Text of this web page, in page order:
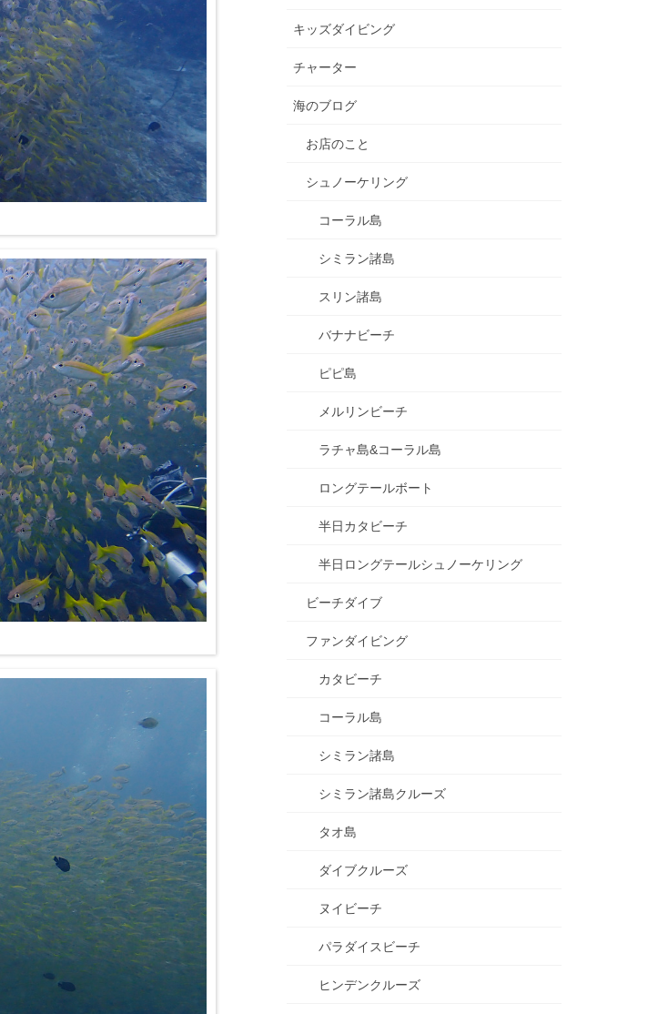
キッズダイビング
チャーター
海のブログ
お店のこと
シュノーケリング
コーラル島
シミラン諸島
スリン諸島
バナナビーチ
ピピ島
メルリンビーチ
ラチャ島&コーラル島
ロングテールボート
半日カタビーチ
半日ロングテールシュノーケリング
ビーチダイブ
ファンダイビング
カタビーチ
コーラル島
シミラン諸島
シミラン諸島クルーズ
タオ島
ダイブクルーズ
ヌイビーチ
パラダイスビーチ
ヒンデンクルーズ